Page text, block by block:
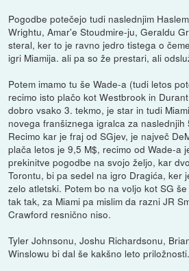
Pogodbe potečejo tudi naslednjim
Wrightu, Amar'e Stoudmire-ju, Geraldu
steral, ker to je ravno jedro tistega o
igri Miamija. ali pa so že prestari, ali
Potem imamo tu še Wade-a (tudi letos
recimo isto plačo kot Westbrook in
dobro vsako 3. tekmo, je star in tudi
novega franšiznega igralca za naslednjih
Recimo kar je fraj od SGjev, je največ
plača letos je 9,5 M$, recimo od Wade-a
prekinitve pogodbe na svojo željo, kar
Torontu, bi pa sedel na igro Dragića, ker
zelo atletski. Potem bo na voljo kot SG
tak tak, za Miami pa mislim da razni JR
Crawford resnično niso.
Tyler Johnsonu, Joshu Richardsonu,
Winslowu bi dal še kakšno leto priložnosti.